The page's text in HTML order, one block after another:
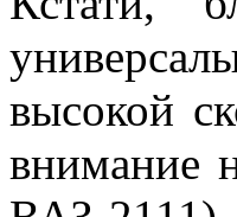
высокой
внимание